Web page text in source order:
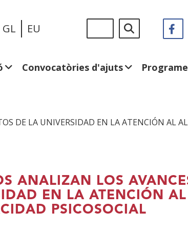
GL EU
en:
Convocatòries d'ajuts
DE LA UNIVERSIDAD EN LA ATENCIÓN AL
ANALIZAN LOS
EN LA ATENCIÓN
PSICOSOCIAL